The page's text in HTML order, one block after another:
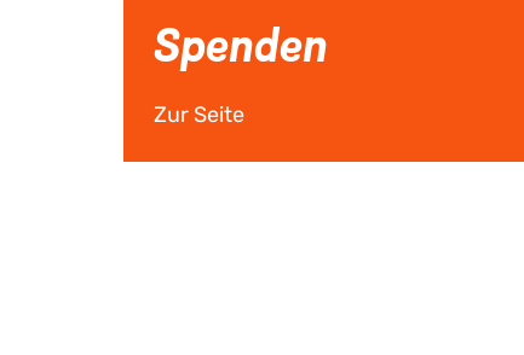
Spenden
Zur Seite